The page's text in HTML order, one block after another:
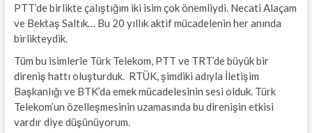
PTT’de birlikte çalıştığım iki isim çok önemliydi. Necati Alaçam
ve Bektaş Saltık… Bu 20 yıllık aktif mücadelenin her anında
birlikteydik.
Tüm bu isimlerle Türk Telekom, PTT ve TRT’de büyük bir
direniş hattı oluşturduk. RTÜK, şimdiki adıyla İletişim
Başkanlığı ve BTK’da emek mücadelesinin sesi olduk. Türk
Telekom’un özelleşmesinin uzamasında bu direnişin etkisi
vardır diye düşünüyorum.